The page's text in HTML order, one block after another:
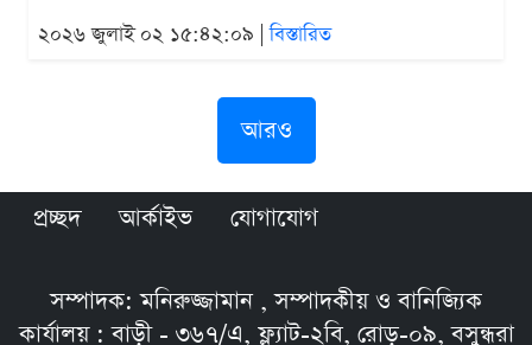
২০২৬ জুলাই ০২ ১৫:৪২:০৯ |বিস্তারিত
আরও
প্রচ্ছদ আর্কাইভ যোগাযোগ
সম্পাদক: মনিরুজ্জামান , সম্পাদকীয় ও বানিজ্যিক
কার্যালয় : বাড়ী - ৩৬৭/এ, ফ্ল্যাট-২বি, রোড়-০৯, বসুন্ধরা